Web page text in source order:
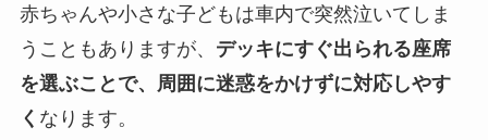
赤ちゃんや小さな子どもは車内で突然泣いてしま
うこともありますが、 デッキにすぐ出られる座席
を選ぶことで、周囲に迷惑をかけずに対応しやす
く なります。